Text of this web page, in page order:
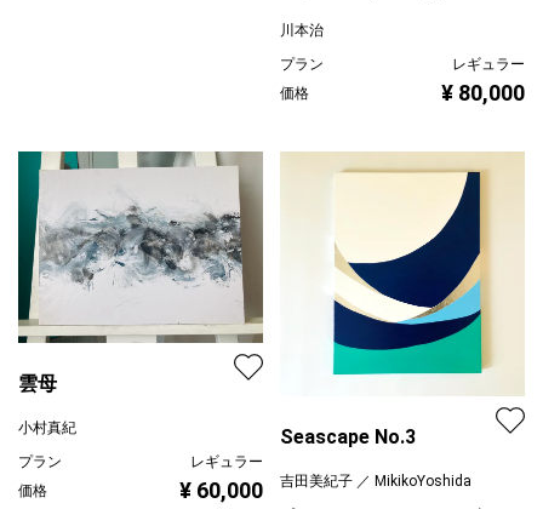
川本治
プラン
レギュラー
価格
¥ 80,000
雲母
小村真紀
プラン
レギュラー
価格
¥ 60,000
Seascape No.3
吉田美紀子 ／ MikikoYoshida